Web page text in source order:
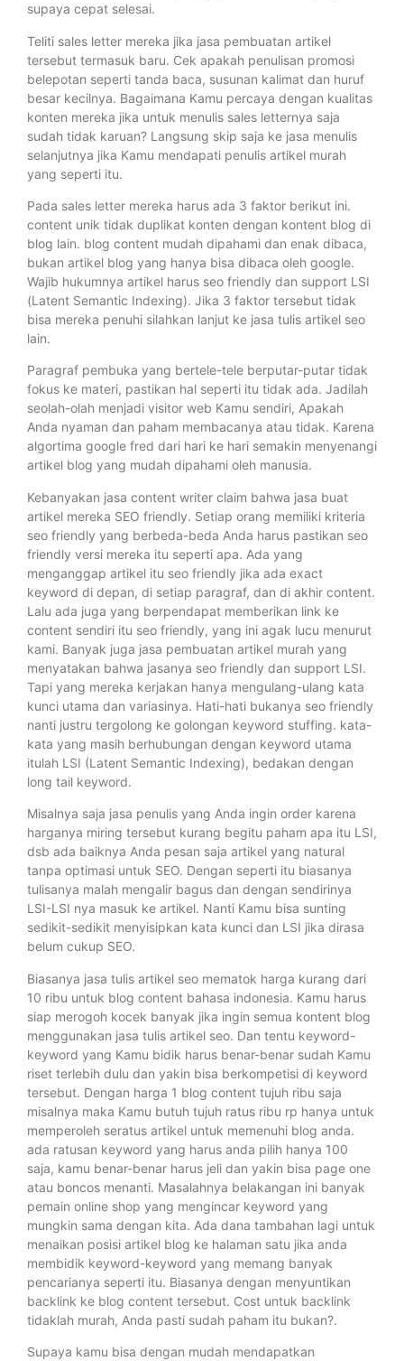
supaya cepat selesai.
Teliti sales letter mereka jika jasa pembuatan artikel
tersebut termasuk baru. Cek apakah penulisan promosi
belepotan seperti tanda baca, susunan kalimat dan huruf
besar kecilnya. Bagaimana Kamu percaya dengan kualitas
konten mereka jika untuk menulis sales letternya saja
sudah tidak karuan? Langsung skip saja ke jasa menulis
selanjutnya jika Kamu mendapati penulis artikel murah
yang seperti itu.
Pada sales letter mereka harus ada 3 faktor berikut ini.
content unik tidak duplikat konten dengan kontent blog di
blog lain. blog content mudah dipahami dan enak dibaca,
bukan artikel blog yang hanya bisa dibaca oleh google.
Wajib hukumnya artikel harus seo friendly dan support LSI
(Latent Semantic Indexing). Jika 3 faktor tersebut tidak
bisa mereka penuhi silahkan lanjut ke jasa tulis artikel seo
lain.
Paragraf pembuka yang bertele-tele berputar-putar tidak
fokus ke materi, pastikan hal seperti itu tidak ada. Jadilah
seolah-olah menjadi visitor web Kamu sendiri, Apakah
Anda nyaman dan paham membacanya atau tidak. Karena
algortima google fred dari hari ke hari semakin menyenangi
artikel blog yang mudah dipahami oleh manusia.
Kebanyakan jasa content writer claim bahwa jasa buat
artikel mereka SEO friendly. Setiap orang memiliki kriteria
seo friendly yang berbeda-beda Anda harus pastikan seo
friendly versi mereka itu seperti apa. Ada yang
menganggap artikel itu seo friendly jika ada exact
keyword di depan, di setiap paragraf, dan di akhir content.
Lalu ada juga yang berpendapat memberikan link ke
content sendiri itu seo friendly, yang ini agak lucu menurut
kami. Banyak juga jasa pembuatan artikel murah yang
menyatakan bahwa jasanya seo friendly dan support LSI.
Tapi yang mereka kerjakan hanya mengulang-ulang kata
kunci utama dan variasinya. Hati-hati bukanya seo friendly
nanti justru tergolong ke golongan keyword stuffing. kata-
kata yang masih berhubungan dengan keyword utama
itulah LSI (Latent Semantic Indexing), bedakan dengan
long tail keyword.
Misalnya saja jasa penulis yang Anda ingin order karena
harganya miring tersebut kurang begitu paham apa itu LSI,
dsb ada baiknya Anda pesan saja artikel yang natural
tanpa optimasi untuk SEO. Dengan seperti itu biasanya
tulisanya malah mengalir bagus dan dengan sendirinya
LSI-LSI nya masuk ke artikel. Nanti Kamu bisa sunting
sedikit-sedikit menyisipkan kata kunci dan LSI jika dirasa
belum cukup SEO.
Biasanya jasa tulis artikel seo mematok harga kurang dari
10 ribu untuk blog content bahasa indonesia. Kamu harus
siap merogoh kocek banyak jika ingin semua kontent blog
menggunakan jasa tulis artikel seo. Dan tentu keyword-
keyword yang Kamu bidik harus benar-benar sudah Kamu
riset terlebih dulu dan yakin bisa berkompetisi di keyword
tersebut. Dengan harga 1 blog content tujuh ribu saja
misalnya maka Kamu butuh tujuh ratus ribu rp hanya untuk
memperoleh seratus artikel untuk memenuhi blog anda.
ada ratusan keyword yang harus anda pilih hanya 100
saja, kamu benar-benar harus jeli dan yakin bisa page one
atau boncos menanti. Masalahnya belakangan ini banyak
pemain online shop yang mengincar keyword yang
mungkin sama dengan kita. Ada dana tambahan lagi untuk
menaikan posisi artikel blog ke halaman satu jika anda
membidik keyword-keyword yang memang banyak
pencarianya seperti itu. Biasanya dengan menyuntikan
backlink ke blog content tersebut. Cost untuk backlink
tidaklah murah, Anda pasti sudah paham itu bukan?.
Supaya kamu bisa dengan mudah mendapatkan